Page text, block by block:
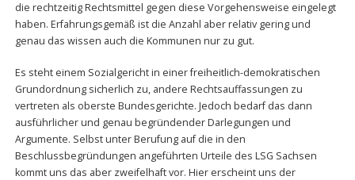
die rechtzeitig Rechtsmittel gegen diese Vorgehensweise eingelegt
haben. Erfahrungsgemäß ist die Anzahl aber relativ gering und
genau das wissen auch die Kommunen nur zu gut.
Es steht einem Sozialgericht in einer freiheitlich-demokratischen
Grundordnung sicherlich zu, andere Rechtsauffassungen zu
vertreten als oberste Bundesgerichte. Jedoch bedarf das dann
ausführlicher und genau begründender Darlegungen und
Argumente. Selbst unter Berufung auf die in den
Beschlussbegründungen angeführten Urteile des LSG Sachsen
kommt uns das aber zweifelhaft vor. Hier erscheint uns der